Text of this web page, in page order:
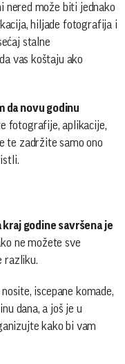
nered može biti jednako
hiljade fotografija i
stalne
vas koštaju ako
da novu godinu
fotografije, aplikacije,
te zadržite samo ono
kraj godine savršena je
ne možete sve
razliku.
iscepane komade,
dana, a još je u
kako bi vam